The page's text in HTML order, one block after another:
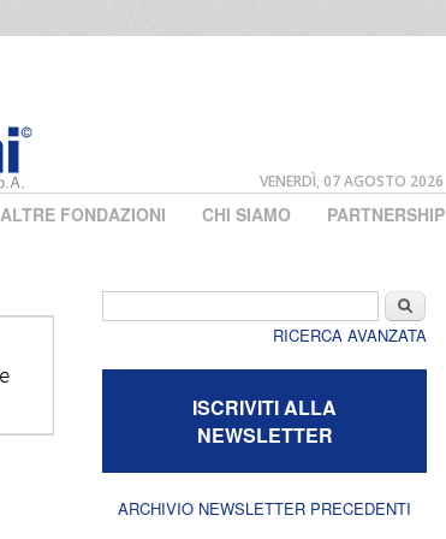
VENERDÌ, 07 AGOSTO 2026
ALTRE FONDAZIONI CHI SIAMO PARTNERSHIP
Cerca
RICERCA AVANZATA
ISCRIVITI ALLA
NEWSLETTER
ARCHIVIO NEWSLETTER PRECEDENTI